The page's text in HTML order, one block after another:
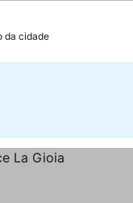
da cidade